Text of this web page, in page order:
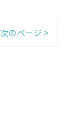
次のページ >